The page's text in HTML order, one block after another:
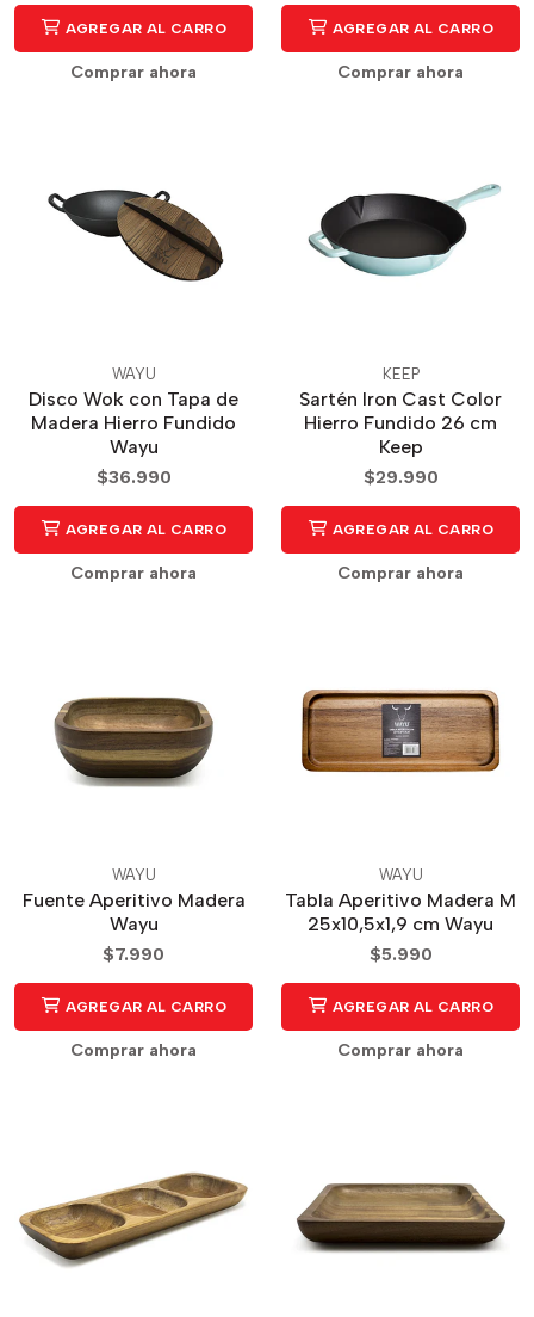
AGREGAR AL CARRO
Comprar ahora
AGREGAR AL CARRO
Comprar ahora
WAYU
Disco Wok con Tapa de
Madera Hierro Fundido
Wayu
$36.990
AGREGAR AL CARRO
Comprar ahora
KEEP
Sartén Iron Cast Color
Hierro Fundido 26 cm
Keep
$29.990
AGREGAR AL CARRO
Comprar ahora
WAYU
Fuente Aperitivo Madera
Wayu
$7.990
AGREGAR AL CARRO
Comprar ahora
WAYU
Tabla Aperitivo Madera M
25x10,5x1,9 cm Wayu
$5.990
AGREGAR AL CARRO
Comprar ahora